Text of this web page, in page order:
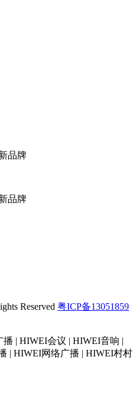
Reserved 粤ICP备13051859
| HIWEI会议 | HIWEI音响 |
| HIWEI网络广播 | HIWEI村村